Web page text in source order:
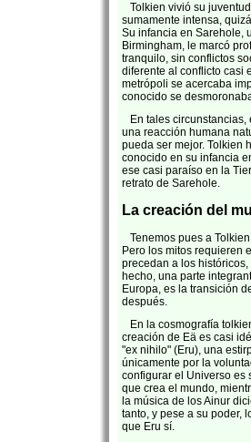
Tolkien vivió su
sumamente intensa,
Su infancia en Sarehole,
Birmingham, le marcó
tranquilo, sin conflictos
diferente al conflicto casi
metrópoli se acercaba
conocido se
En tales circunstancias,
una reacción humana
pueda ser mejor. Tolkien
conocido en su infancia
ese casi paraíso en la
retrato de Sarehole.
La creación del
Tenemos pues a
Pero los mitos requieren
precedan a los
hecho, una parte
Europa, es la transición
después.
En la cosmografía
creación de Eä es casi
"ex nihilo" (Eru), una
únicamente por la
configurar el Universo es
que crea el mundo,
la música de los Ainur
tanto, y pese a su poder,
que Eru sí.